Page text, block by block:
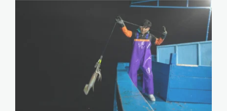
Pesca_SPDA